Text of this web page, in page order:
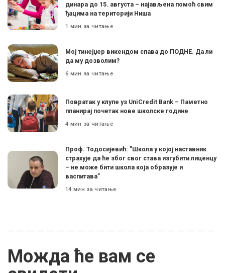
динара до 15. августа – најављена помоћ свим
ђацима на територији Ниша
1 мин за читање
Мој тинејџер викендом спава до ПОДНЕ. Да ли
да му дозволим?
6 мин за читање
Поврaтак у клупе уз UniCredit Bank – Паметно
планирај почетак нове школске године
4 мин за читање
Проф. Тодосијевић: ”Школа у којој наставник
страхује да ће због свог става изгубити лиценцу
– не може бити школа која образује и
васпитава”
14 мин за читање
Можда ће вам се